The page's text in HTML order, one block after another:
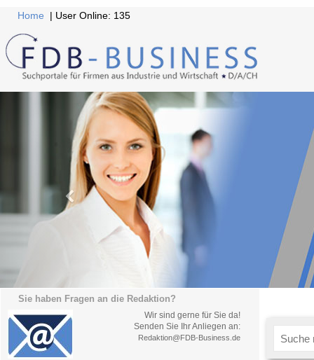
Home | User Online: 135
Sie haben Fragen an die Redaktion?
Wir sind gerne für Sie da!
Senden Sie Ihr Anliegen an:
Redaktion@FDB-Business.de